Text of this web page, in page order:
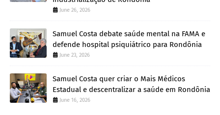
June 26, 2026
Samuel Costa debate saúde mental na FAMA e
defende hospital psiquiátrico para Rondônia
June 23, 2026
Samuel Costa quer criar o Mais Médicos
Estadual e descentralizar a saúde em Rondônia
June 16, 2026